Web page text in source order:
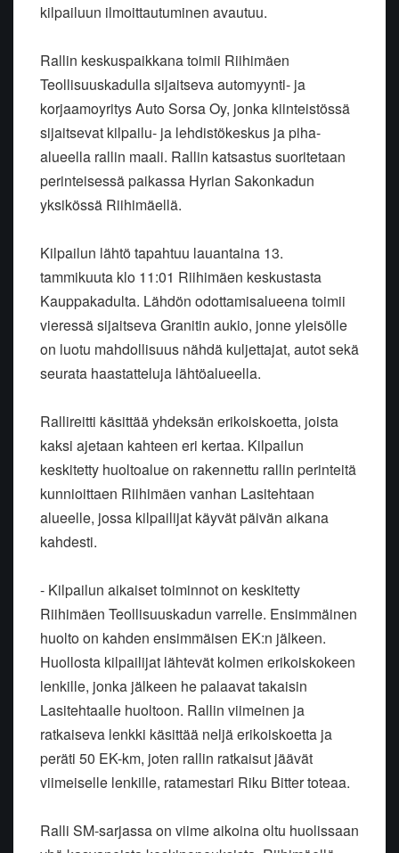
kilpailuun ilmoittautuminen avautuu.
Rallin keskuspaikkana toimii Riihimäen
Teollisuuskadulla sijaitseva automyynti- ja
korjaamoyritys Auto Sorsa Oy, jonka kiinteistössä
sijaitsevat kilpailu- ja lehdistökeskus ja piha-
alueella rallin maali. Rallin katsastus suoritetaan
perinteisessä paikassa Hyrian Sakonkadun
yksikössä Riihimäellä.
Kilpailun lähtö tapahtuu lauantaina 13.
tammikuuta klo 11:01 Riihimäen keskustasta
Kauppakadulta. Lähdön odottamisalueena toimii
vieressä sijaitseva Granitin aukio, jonne yleisölle
on luotu mahdollisuus nähdä kuljettajat, autot sekä
seurata haastatteluja lähtöalueella.
Rallireitti käsittää yhdeksän erikoiskoetta, joista
kaksi ajetaan kahteen eri kertaa. Kilpailun
keskitetty huoltoalue on rakennettu rallin perinteitä
kunnioittaen Riihimäen vanhan Lasitehtaan
alueelle, jossa kilpailijat käyvät päivän aikana
kahdesti.
- Kilpailun aikaiset toiminnot on keskitetty
Riihimäen Teollisuuskadun varrelle. Ensimmäinen
huolto on kahden ensimmäisen EK:n jälkeen.
Huollosta kilpailijat lähtevät kolmen erikoiskokeen
lenkille, jonka jälkeen he palaavat takaisin
Lasitehtaalle huoltoon. Rallin viimeinen ja
ratkaiseva lenkki käsittää neljä erikoiskoetta ja
peräti 50 EK-km, joten rallin ratkaisut jäävät
viimeiselle lenkille, ratamestari Riku Bitter toteaa.
Ralli SM-sarjassa on viime aikoina oltu huolissaan